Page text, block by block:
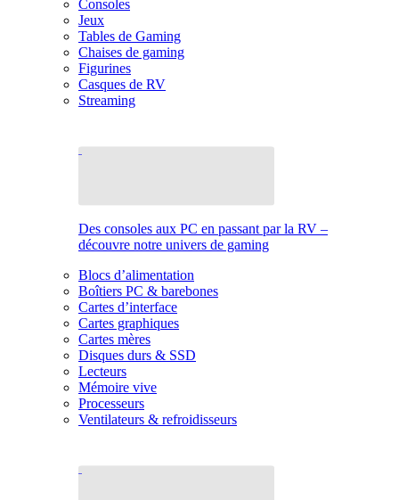
Consoles
Jeux
Tables de Gaming
Chaises de gaming
Figurines
Casques de RV
Streaming
Des consoles aux PC en passant par la RV –
découvre notre univers de gaming
Blocs d’alimentation
Boîtiers PC & barebones
Cartes d’interface
Cartes graphiques
Cartes mères
Disques durs & SSD
Lecteurs
Mémoire vive
Processeurs
Ventilateurs & refroidisseurs